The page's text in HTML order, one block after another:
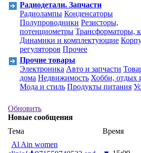
Радиодетали. Запчасти
Радиолампы Конденсаторы
Полупроводники Резисторы,
потенциометры Трансформаторы,
Динамики и комплектующие
регуляторов Прочее
Прочие товары
Электроника Авто и запчасти
дома Недвижимость Хобби, отдых
Мода и стиль Продукты питания
Обновить
Новые сообщения
Тема
Время
Al Ain women